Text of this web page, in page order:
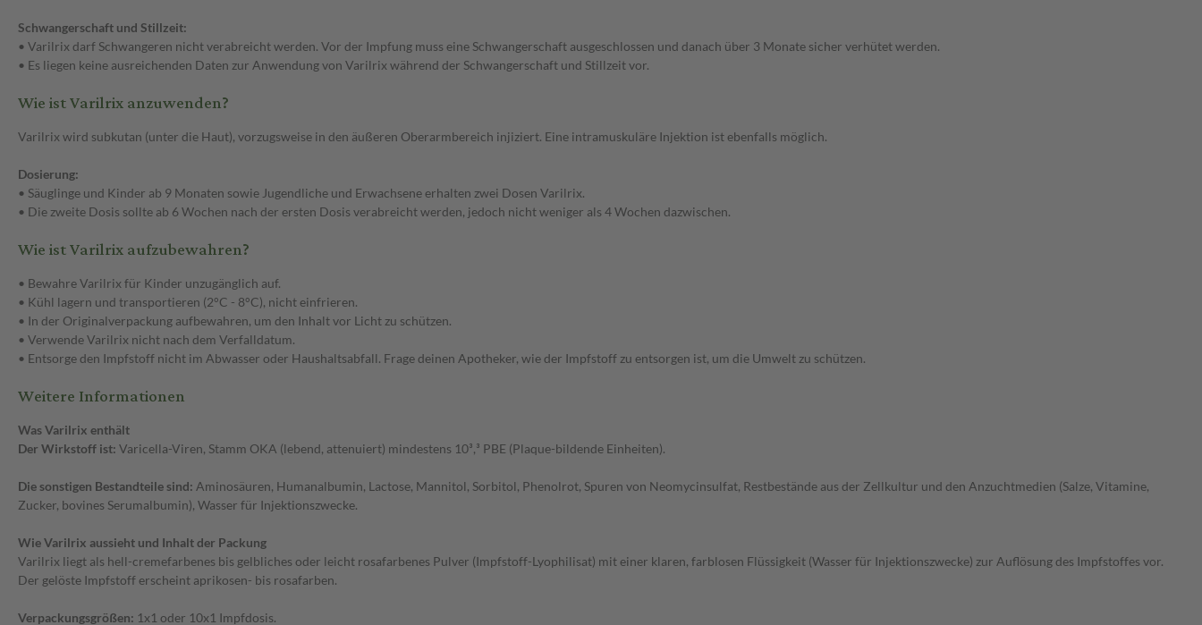
Schwangerschaft und Stillzeit:
• Varilrix darf Schwangeren nicht verabreicht werden. Vor der Impfung muss eine Schwangerschaft ausgeschlossen und danach über 3 Monate sicher verhütet werden.
• Es liegen keine ausreichenden Daten zur Anwendung von Varilrix während der Schwangerschaft und Stillzeit vor.
Wie ist Varilrix anzuwenden?
Varilrix wird subkutan (unter die Haut), vorzugsweise in den äußeren Oberarmbereich injiziert. Eine intramuskuläre Injektion ist ebenfalls möglich.
Dosierung:
• Säuglinge und Kinder ab 9 Monaten sowie Jugendliche und Erwachsene erhalten zwei Dosen Varilrix.
• Die zweite Dosis sollte ab 6 Wochen nach der ersten Dosis verabreicht werden, jedoch nicht weniger als 4 Wochen dazwischen.
Wie ist Varilrix aufzubewahren?
• Bewahre Varilrix für Kinder unzugänglich auf.
• Kühl lagern und transportieren (2°C - 8°C), nicht einfrieren.
• In der Originalverpackung aufbewahren, um den Inhalt vor Licht zu schützen.
• Verwende Varilrix nicht nach dem Verfalldatum.
• Entsorge den Impfstoff nicht im Abwasser oder Haushaltsabfall. Frage deinen Apotheker, wie der Impfstoff zu entsorgen ist, um die Umwelt zu schützen.
Weitere Informationen
Was Varilrix enthält
Der Wirkstoff ist: Varicella-Viren, Stamm OKA (lebend, attenuiert) mindestens 10³,³ PBE (Plaque-bildende Einheiten).
Die sonstigen Bestandteile sind: Aminosäuren, Humanalbumin, Lactose, Mannitol, Sorbitol, Phenolrot, Spuren von Neomycinsulfat, Restbestände aus der Zellkultur und den Anzuchtmedien (Salze, Vitamine,
Zucker, bovines Serumalbumin), Wasser für Injektionszwecke.
Wie Varilrix aussieht und Inhalt der Packung
Varilrix liegt als hell-cremefarbenes bis gelbliches oder leicht rosafarbenes Pulver (Impfstoff-Lyophilisat) mit einer klaren, farblosen Flüssigkeit (Wasser für Injektionszwecke) zur Auflösung des Impfstoffes vor.
Der gelöste Impfstoff erscheint aprikosen- bis rosafarben.
Verpackungsgrößen: 1x1 oder 10x1 Impfdosis.